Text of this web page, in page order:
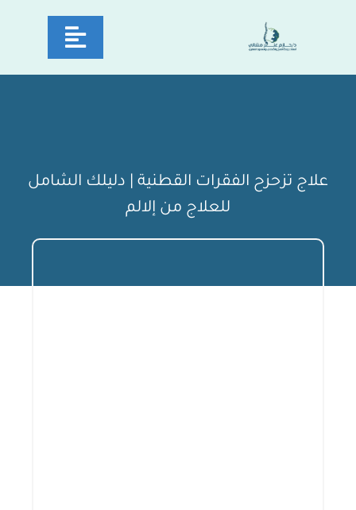
content
Toggle
علاج تزحزح الفقرات القطنية | دليلك الشامل
للعلاج من إلالم